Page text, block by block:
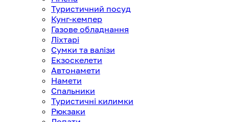
Туристичний посуд
Кунг-кемпер
Газове обладнання
Ліхтарі
Сумки та валізи
Екзоскелети
Автонамети
Намети
Спальники
Туристичні килимки
Рюкзаки